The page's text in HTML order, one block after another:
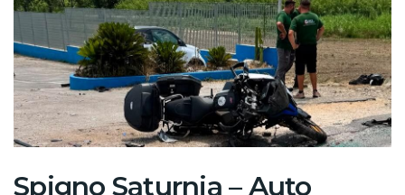
Spigno Saturnia – Auto